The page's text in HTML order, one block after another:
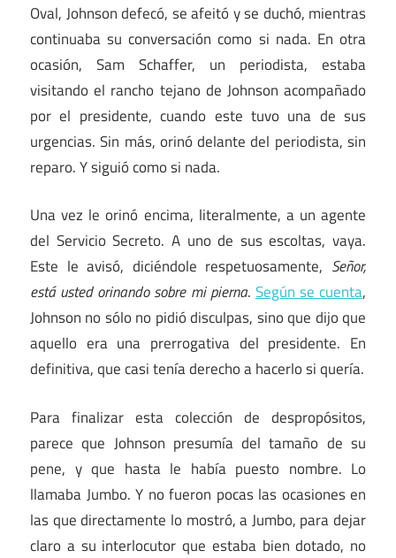
Oval, Johnson defecó, se afeitó y se duchó, mientras
continuaba su conversación como si nada. En otra
ocasión, Sam Schaffer, un periodista, estaba
visitando el rancho tejano de Johnson acompañado
por el presidente, cuando este tuvo una de sus
urgencias. Sin más, orinó delante del periodista, sin
reparo. Y siguió como si nada.
Una vez le orinó encima, literalmente, a un agente
del Servicio Secreto. A uno de sus escoltas, vaya.
Este le avisó, diciéndole respetuosamente, Señor,
está usted orinando sobre mi pierna.Según se cuenta,
Johnson no sólo no pidió disculpas, sino que dijo que
aquello era una prerrogativa del presidente. En
definitiva, que casi tenía derecho a hacerlo si quería.
Para finalizar esta colección de despropósitos,
parece que Johnson presumía del tamaño de su
pene, y que hasta le había puesto nombre. Lo
llamaba Jumbo. Y no fueron pocas las ocasiones en
las que directamente lo mostró, a Jumbo, para dejar
claro a su interlocutor que estaba bien dotado, no